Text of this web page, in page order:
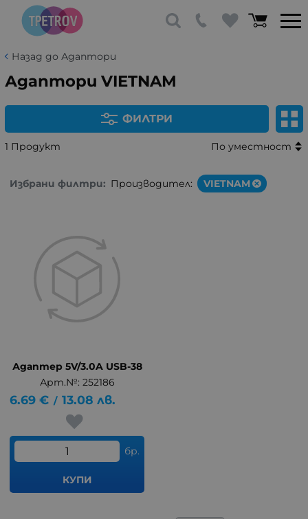
Назад до Адаптори
Адаптори VIETNAM
ФИЛТРИ
1 Продукт По уместност
Избрани филтри: Производител: VIETNAM
Адаптер 5V/3.0A USB-38
Арт.№: 252186
6.69 € / 13.08 лв.
бр.
КУПИ